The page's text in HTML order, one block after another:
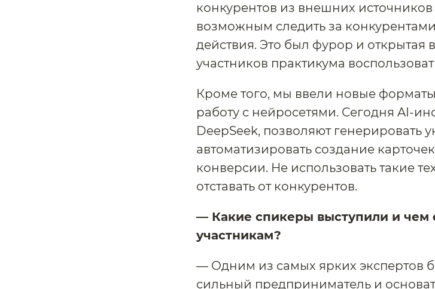
конкурентов из внешних источников
возможным следить за
действия. Это был фурор и открытая
участников практикума
Кроме того, мы ввели новые
работу с нейросетями. Сегодня AI-
DeepSeek, позволяют генерировать
автоматизировать создание
конверсии. Не использовать такие
отставать от конкурентов.
— Какие спикеры выступили и чем
участникам?
— Одним из самых ярких экспертов
сильный предприниматель и